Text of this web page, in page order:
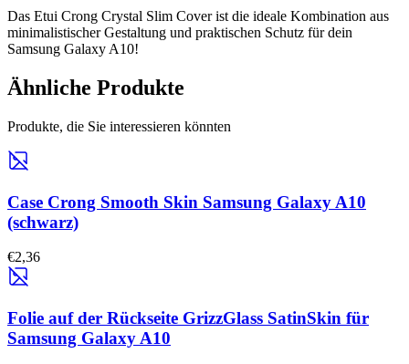
Das Etui Crong Crystal Slim Cover ist die ideale Kombination aus
minimalistischer Gestaltung und praktischen Schutz für dein
Samsung Galaxy A10!
Ähnliche Produkte
Produkte, die Sie interessieren könnten
Case Crong Smooth Skin Samsung Galaxy A10
(schwarz)
€2,36
Folie auf der Rückseite GrizzGlass SatinSkin für
Samsung Galaxy A10